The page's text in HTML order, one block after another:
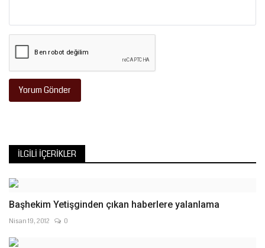
Yorum Gönder
İLGILI İÇERIKLER
Başhekim Yetişginden çıkan haberlere yalanlama
Nisan 19, 2012 0